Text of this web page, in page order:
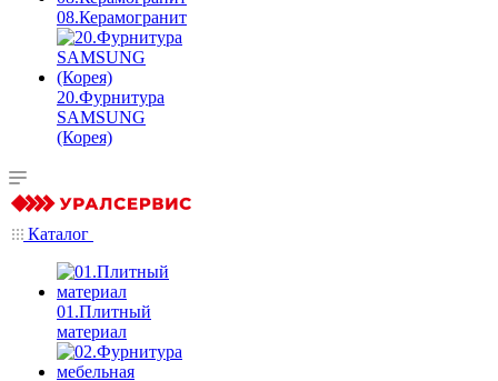
08.Керамогранит
20.Фурнитура
SAMSUNG
(Корея)
Каталог
01.Плитный
материал